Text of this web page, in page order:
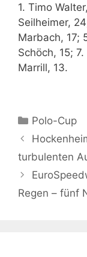
1. Timo
Seilheimer,
Marbach, 17;
Schöch, 15;
Marrill, 13.
Kategorien
Polo-Cup
turbulenten
Regen – fünf